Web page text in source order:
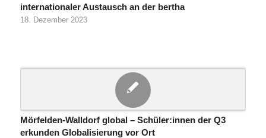
internationaler Austausch an der bertha
18. Dezember 2023
Mörfelden-Walldorf global – Schüler:innen der Q3
erkunden Globalisierung vor Ort